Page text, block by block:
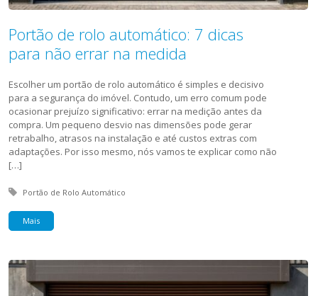
Portão de rolo automático: 7 dicas
para não errar na medida
Escolher um portão de rolo automático é simples e decisivo
para a segurança do imóvel. Contudo, um erro comum pode
ocasionar prejuízo significativo: errar na medição antes da
compra. Um pequeno desvio nas dimensões pode gerar
retrabalho, atrasos na instalação e até custos extras com
adaptações. Por isso mesmo, nós vamos te explicar como não
[…]
Tagged with:
Portão de Rolo Automático
Mais